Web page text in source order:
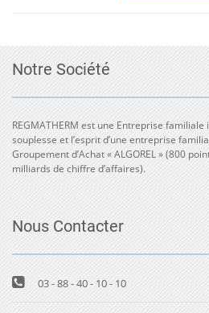
Notre Société
REGMATHERM est une Entreprise
souplesse et l’esprit d’une entreprise
Groupement d’Achat « ALGOREL » (800
milliards de chiffre d’affaires).
Nous Contacter
03 - 88 - 40 - 10 - 10